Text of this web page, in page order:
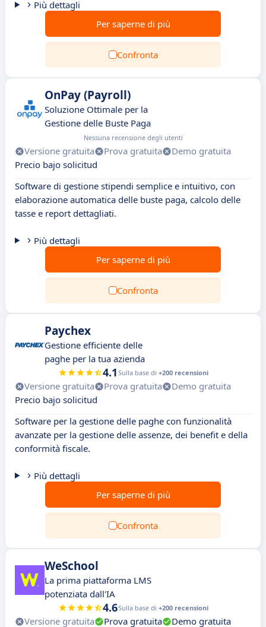
Più dettagli
Per saperne di più
Confronta
OnPay (Payroll)
Soluzione Ottimale per la
Gestione delle Buste Paga
Nessuna recensione degli utenti
Versione gratuita Prova gratuita
Demo gratuita
Precio bajo solicitud
Software di gestione stipendi semplice e intuitivo, con
elaborazione automatica delle buste paga, calcolo delle
tasse e report dettagliati.
Più dettagli
Per saperne di più
Confronta
Paychex
Gestione efficiente delle
paghe per la tua azienda
4.1 Sulla base di +200 recensioni
Versione gratuita Prova gratuita
Demo gratuita
Precio bajo solicitud
Software per la gestione delle paghe con funzionalità
avanzate per la gestione delle assenze, dei benefit e della
conformità fiscale.
Più dettagli
Per saperne di più
Confronta
WeSchool
La prima piattaforma LMS
potenziata dall'IA
4.6Sulla base di +200 recensioni
Versione gratuita Prova gratuita Demo gratuita